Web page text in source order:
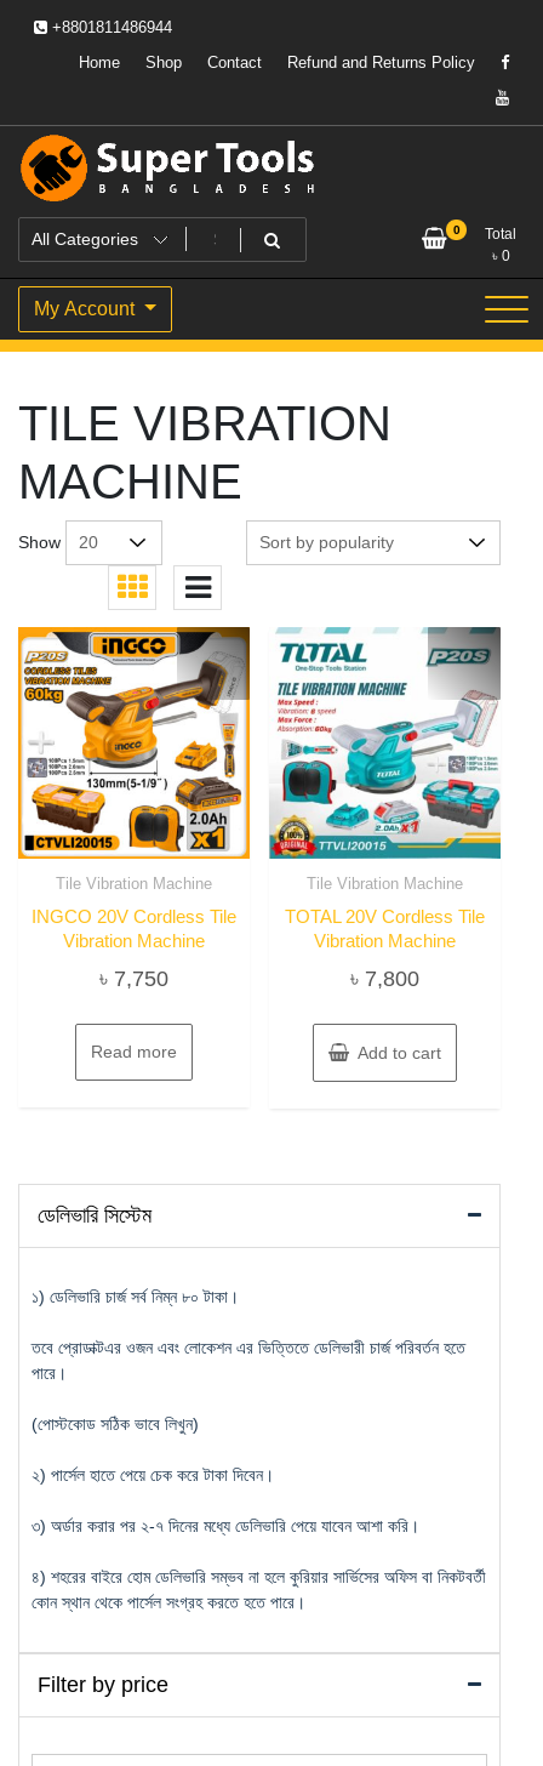
+8801811486944
Home
Shop Contact Refund and Returns Policy
Super Tools Bangladesh
Powering Professionals. Building Bangladesh.
0
Total
৳ 0
My Account
TILE VIBRATION
MACHINE
Show
Tile Vibration Machine
INGCO 20V Cordless Tile
Vibration Machine
৳ 7,750
Read more
Tile Vibration Machine
TOTAL 20V Cordless Tile
Vibration Machine
৳ 7,800
Add to cart
ডেলিভারি সিস্টেম
১) ডেলিভারি চার্জ সর্ব নিম্ন ৮০ টাকা।
তবে প্রোডাক্টএর ওজন এবং লোকেশন এর ভিত্তিতে ডেলিভারী চার্জ পরিবর্তন হতে
পারে।
(পোস্টকোড সঠিক ভাবে লিখুন)
২) পার্সেল হাতে পেয়ে চেক করে টাকা দিবেন।
৩) অর্ডার করার পর ২-৭ দিনের মধ্যে ডেলিভারি পেয়ে যাবেন আশা করি।
৪) শহরের বাইরে হোম ডেলিভারি সম্ভব না হলে কুরিয়ার সার্ভিসের অফিস বা নিকটবর্তী
কোন স্থান থেকে পার্সেল সংগ্রহ করতে হতে পারে।
Filter by price